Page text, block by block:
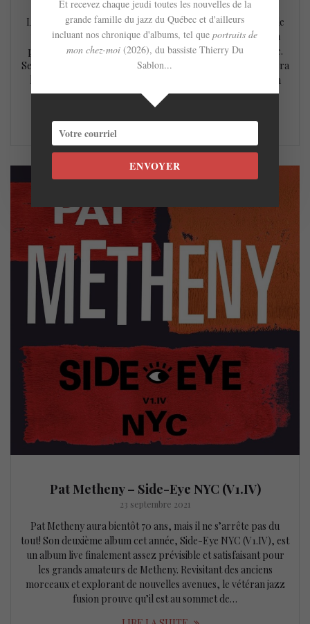
Le légendaire guitariste et compositeur Pat Metheny sera de
passage à l’Olympia de Montréal le 29 novembre prochain
pour offrir une performance intime et unique en son genre.
Seul sur scène et armé d’une douzaine de guitares, il revisitera
les compositions marquantes de sa longue carrière tout en
interprétant des œuvres récentes issues de ses…
LIRE LA SUITE
Pat Metheny – Side-Eye NYC (V1.IV)
23 septembre 2021
Pat Metheny aura bientôt 70 ans, mais il ne s’arrête pas du
tout! Son deuxième album cet année, Side-Eye NYC (V1.IV), est
un album live finalement assez prévisible et satisfaisant pour
les grands amateurs de Metheny. Revisitant des anciens
morceaux et explorant de nouvelles avenues, le vétéran jazz
fusion prouve qu’il est au sommet de…
Et recevez chaque jeudi toutes les nouvelles de la
grande famille du jazz du Québec et d'ailleurs
incluant nos chronique d'albums, tel queportraits de
mon chez-moi (2026), du bassiste Thierry Du
Sablon...
ENVOYER